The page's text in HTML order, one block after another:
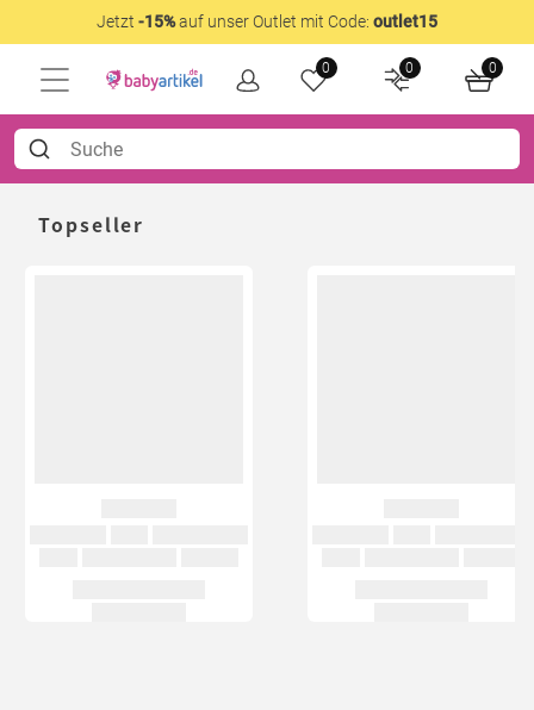
Jetzt -15%auf unser Outlet mit Code: outlet15
0 0 0
Topseller